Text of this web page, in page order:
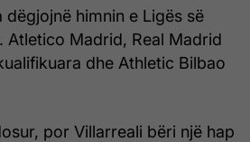
himnin e Ligës së
Atletico Madrid, Real Madrid
dhe Athletic Bilbao
por Villarreali bëri një hap